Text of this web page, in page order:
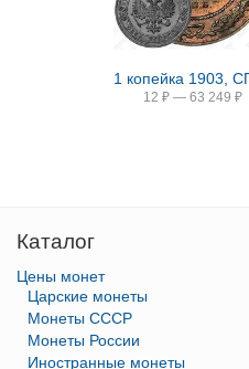
1 копейка 1903,
12 ₽ — 63 249 ₽
Каталог
Цены монет
Царские монеты
Монеты СССР
Монеты России
Иностранные монеты